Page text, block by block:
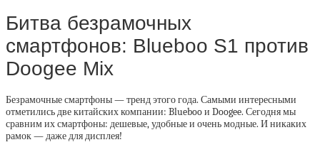
Битва безрамочных
смартфонов: Blueboo S1 против
Doogee Mix
Безрамочные смартфоны — тренд этого года. Самыми интересными
отметились две китайских компании: Blueboo и Doogee. Сегодня мы
сравним их смартфоны: дешевые, удобные и очень модные. И никаких
рамок — даже для дисплея!